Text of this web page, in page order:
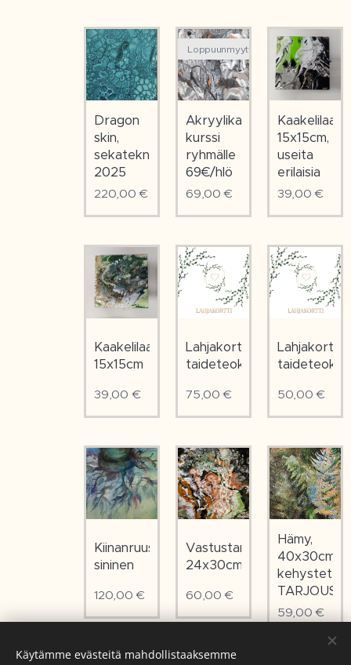
Dragon
skin,
sekatekniikka
2025
220,00 €
Akryylikaato
kurssi
ryhmälle
69€/hlö
Loppuunmyyty
69,00 €
15x15cm,
useita
erilaisia
39,00 €
Kaakelilaatat,
15x15cm
39,00 €
Lahjakortti
taideteokseen
75,00 €
Lahjakortti
50,00 €
Kiinanruusu,
sininen
120,00 €
Vastustamaton,
24x30cm
60,00 €
Hämy,
40x30cm
kehystetty
TARJOUS
59,00 €
Käytämme evästeitä mahdollistaaksemme